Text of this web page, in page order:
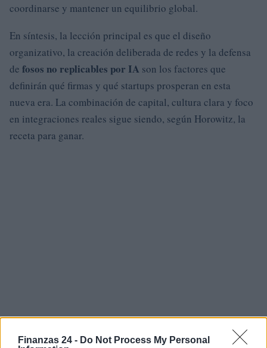
Finanzas 24 - Do Not Process My Personal
coordinarse y mantener un equilibrio global.
En síntesis, la lección principal es que el diseño
organizativo, la creación deliberada de redes y la defensa
de fosos no replicables por IA son los factores que
definirán qué firmas y qué startups prosperan en esta
nueva era. La combinación de capital, cultura clara y foco
en integraciones reales sigue siendo, según Horowitz, la
receta para ganar.